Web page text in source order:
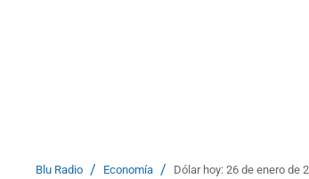
Blu Radio / Economía / Dólar hoy: 26 de enero de